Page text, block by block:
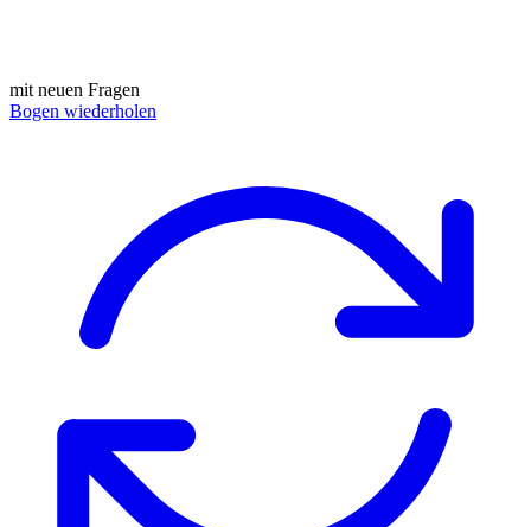
mit neuen Fragen
Bogen wiederholen